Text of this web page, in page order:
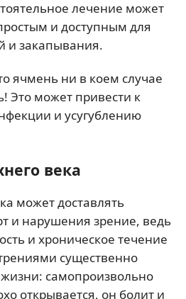
лечение может
и доступным для
и закапывания.
ячмень ни в коем случае
Это может привести к
и усугублению
века
может доставлять
и нарушения зрение, ведь
и хроническое течение
существенно
самопроизвольно
открывается, он болит и